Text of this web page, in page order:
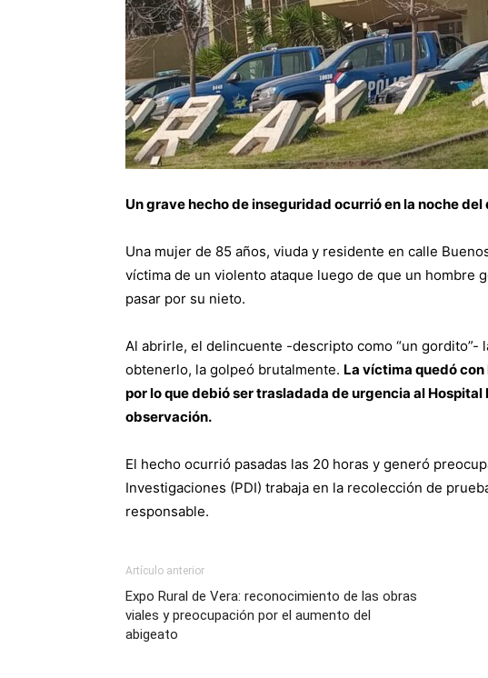
Un grave hecho de inseguridad ocurrió en la noche
Una mujer de 85 años, viuda y residente en calle
víctima de un violento ataque luego de que un hombre
pasar por su nieto.
Al abrirle, el delincuente -descripto como “un gordito”-
obtenerlo, la golpeó brutalmente. La víctima quedó
por lo que debió ser trasladada de urgencia al
observación.
El hecho ocurrió pasadas las 20 horas y generó
Investigaciones (PDI) trabaja en la recolección de
responsable.
Artículo anterior
Expo Rural de Vera: reconocimiento de las obras
viales y preocupación por el aumento del
abigeato